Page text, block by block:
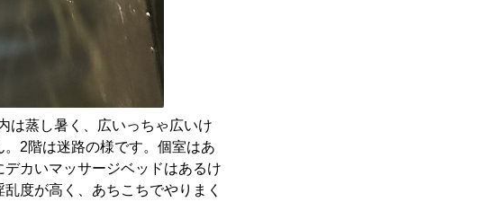
は蒸し暑く、広いっちゃ広いけ
2階は迷路の様です。個室はあ
カいマッサージベッドはあるけ
度が高く、あちこちでやりまく